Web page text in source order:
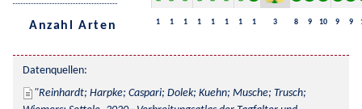
Anzahl Arten 1 1 1 1 1 1 1 1 3 8 9 10 9 9
Datenquellen:
Reinhardt; Harpke; Caspari; Dolek; Kuehn; Musche; Trusch;